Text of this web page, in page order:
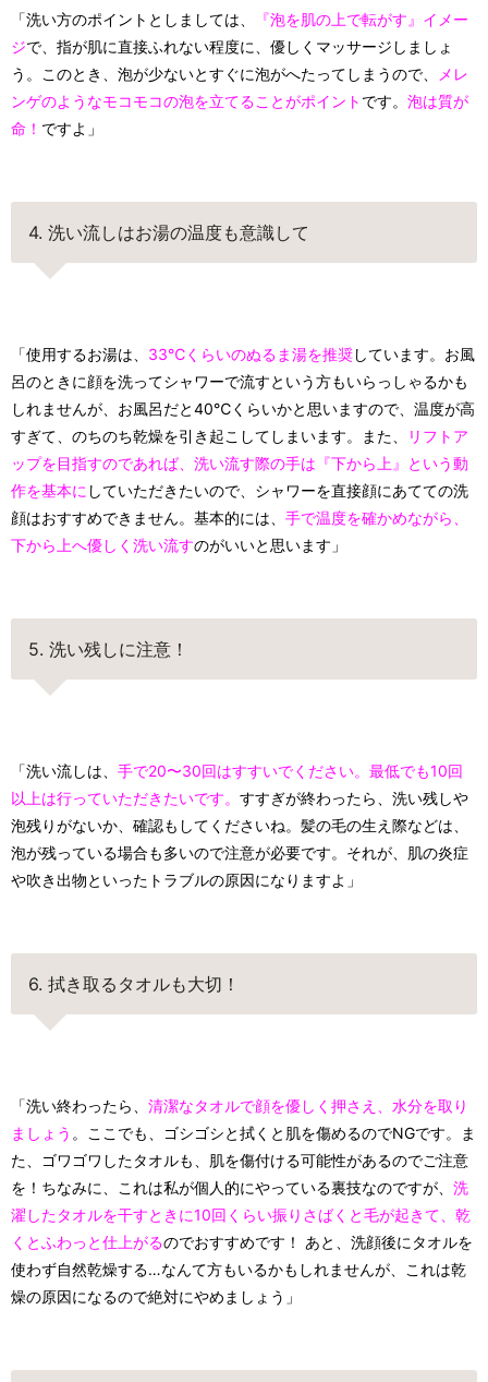
「洗い方のポイントとしましては、
『泡を肌の上で転がす』イメー
ジで、指が肌に直接ふれない程度に、優しくマッサージしましょ
う。このとき、泡が少ないとすぐに泡がへたってしまうので、
メレ
ンゲのようなモコモコの泡を立てることがポイント です。 泡は質が
命！ ですよ」
4. 洗い流しはお湯の温度も意識して
「使用するお湯は、 33℃くらいのぬるま湯を推奨しています。お風
呂のときに顔を洗ってシャワーで流すという方もいらっしゃるかも
しれませんが、お風呂だと40℃くらいかと思いますので、温度が高
すぎて、のちのち乾燥を引き起こしてしまいます。また、
リフトア
ップを目指すのであれば、洗い流す際の手は『下から上』という動
作を基本に していただきたいので、シャワーを直接顔にあてての洗
顔はおすすめできません。基本的には、 手で温度を確かめながら、
下から上へ優しく洗い流すのがいいと思います」
5. 洗い残しに注意！
「洗い流しは、 手で20〜30回はすすいでください。最低でも10回
以上は行っていただきたいです。 すすぎが終わったら、洗い残しや
泡残りがないか、確認もしてくださいね。髪の毛の生え際などは、
泡が残っている場合も多いので注意が必要です。それが、肌の炎症
や吹き出物といったトラブルの原因になりますよ」
6. 拭き取るタオルも大切！
「洗い終わったら、 清潔なタオルで顔を優しく押さえ、水分を取り
ましょう 。ここでも、ゴシゴシと拭くと肌を傷めるのでNGです。ま
た、ゴワゴワしたタオルも、肌を傷付ける可能性があるのでご注意
を！ちなみに、これは私が個人的にやっている裏技なのですが、 洗
濯したタオルを干すときに10回くらい振りさばくと毛が起きて、乾
くとふわっと仕上がるのでおすすめです！ あと、洗顔後にタオルを
使わず自然乾燥する…なんて方もいるかもしれませんが、これは乾
燥の原因になるので絶対にやめましょう」